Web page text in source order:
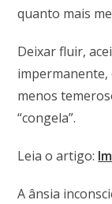
quanto mais
Deixar fluir,
impermanente,
menos
“congela”.
Leia o artigo:
A ânsia